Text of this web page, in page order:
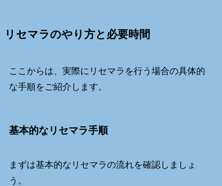
リセマラのやり方と必要時間
ここからは、実際にリセマラを行う場合の具体的
な手順をご紹介します。
基本的なリセマラ手順
まずは基本的なリセマラの流れを確認しましょ
う。